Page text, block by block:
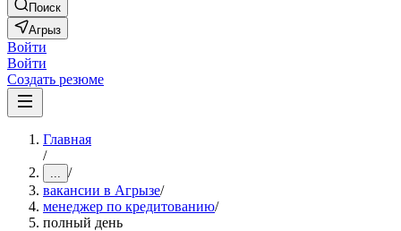
Поиск
Агрыз
Войти
Войти
Создать резюме
Главная
/
... /
вакансии в Агрызе/
менеджер по кредитованию/
полный день